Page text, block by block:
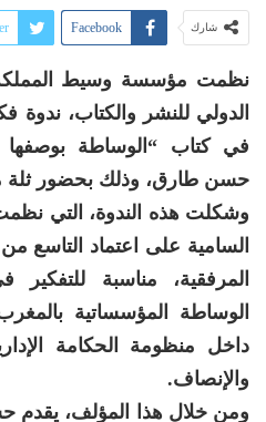
شارك Facebook
نظمت مؤسسة وسيط
الدولي للنشر والكتاب،
في كتاب “الوساطة بوصفها
حسن طارق، وذلك بحضور ثلة من
وشكلت هذه الندوة، التي نظمت
السامية على اعتماد التاسع
المرفقية، مناسبة للتفكير
الوساطة المؤسساتية
داخل منظومة الحكامة
والإنصاف.
ومن خلال هذا المؤلف،